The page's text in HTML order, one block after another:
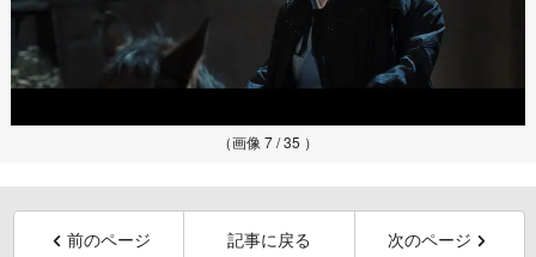
（画像 7 / 35 ）
前のページ 記事に戻る 次のページ